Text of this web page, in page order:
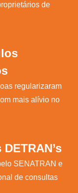
de
regularizaram
mais alívio no
SENATRAN e
de consultas